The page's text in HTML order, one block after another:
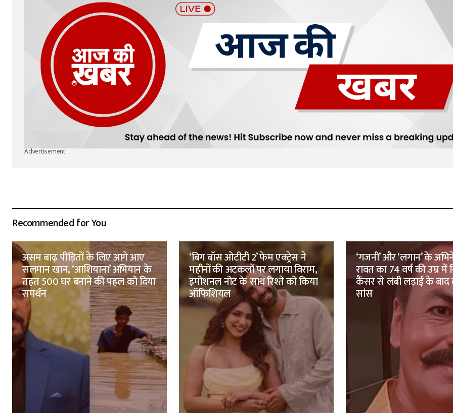
Advertisement
Recommended for You
असम बाढ़ पीड़ितों के लिए आगे आए
सलमान खान, ‘आशियाना’ अभियान के
तहत 500 घर बनाने की पहल को दिया
समर्थन
‘बिग बॉस ओटीटी 2’ फेम एक्ट्रेस ने
महीनों की अटकलों पर लगाया विराम,
इमोशनल नोट के साथ रिश्ते को किया
ऑफिशियल
‘गजनी’ और ‘लगान’ के
रावत का 74 वर्ष की उम्र में
कैंसर से लंबी लड़ाई के बाद
सांस